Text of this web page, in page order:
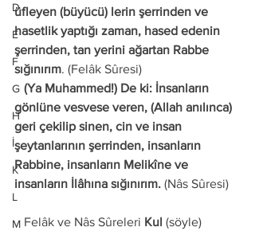
D
E
F
G
H
İ
K
L
M
üfleyen (büyücü) lerin şerrinden ve
hasetlik yaptığı zaman, hased edenin
şerrinden, tan yerini ağartan Rabbe
sığınırım. (Felâk Sûresi)
   (Ya Muhammed!) De ki: İnsanların
gönlüne vesvese veren, (Allah anılınca)
geri çekilip sinen, cin ve insan
şeytanlarının şerrinden, insanların
Rabbine, insanların Melikîne ve
insanların İlâhına sığınırım. (Nâs Sûresi)
   Felâk ve Nâs Sûreleri
Kul (söyle)